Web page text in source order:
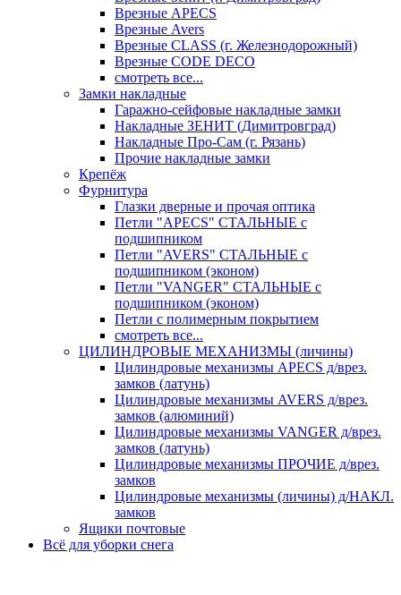
Врезные APECS
Врезные Avers
Врезные CLASS (г. Железнодорожный)
Врезные CODE DECO
смотреть все...
Замки накладные
Гаражно-сейфовые накладные замки
Накладные ЗЕНИТ (Димитровград)
Накладные Про-Сам (г. Рязань)
Прочие накладные замки
Крепёж
Фурнитура
Глазки дверные и прочая оптика
Петли "APECS" СТАЛЬНЫЕ с
подшипником
Петли "AVERS" СТАЛЬНЫЕ с
подшипником (эконом)
Петли "VANGER" СТАЛЬНЫЕ с
подшипником (эконом)
Петли с полимерным покрытием
смотреть все...
ЦИЛИНДРОВЫЕ МЕХАНИЗМЫ (личины)
Цилиндровые механизмы APECS д/врез.
замков (латунь)
Цилиндровые механизмы AVERS д/врез.
замков (алюминий)
Цилиндровые механизмы VANGER д/врез.
замков (латунь)
Цилиндровые механизмы ПРОЧИЕ д/врез.
замков
Цилиндровые механизмы (личины) д/НАКЛ.
замков
Ящики почтовые
Всё для уборки снега